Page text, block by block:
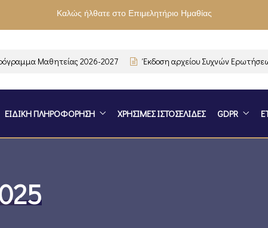
Καλώς ήλθατε στο Επιμελητήριο Ημαθίας
Μαθητείας 2026-2027 Έκδοση αρχείου Συχνών Ερωτήσεων-
ΕΙΔΙΚΗ ΠΛΗΡΟΦΟΡΗΣΗ ΧΡΗΣΙΜΕΣ ΙΣΤΟΣΕΛΙΔΕΣ GDPR